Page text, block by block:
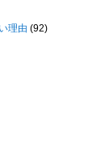
理由 (92)